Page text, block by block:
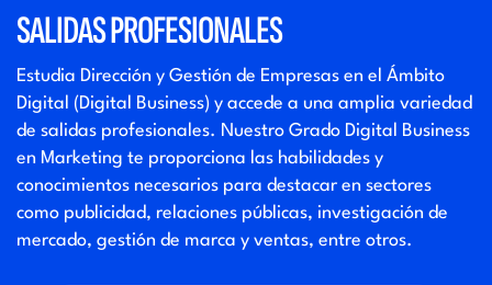
SALIDAS PROFESIONALES
Estudia Dirección y Gestión de Empresas en el Ámbito
Digital (Digital Business) y accede a una amplia variedad
de salidas profesionales. Nuestro Grado Digital Business
en Marketing te proporciona las habilidades y
conocimientos necesarios para destacar en sectores
como publicidad, relaciones públicas, investigación de
mercado, gestión de marca y ventas, entre otros.